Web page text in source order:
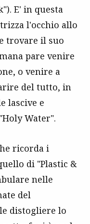
E' in questa
l'occhio allo
trovare il suo
pare venire
o venire a
del tutto, in
lascive e
Water".
ricorda i
di "Plastic &
nelle
del
distogliere lo